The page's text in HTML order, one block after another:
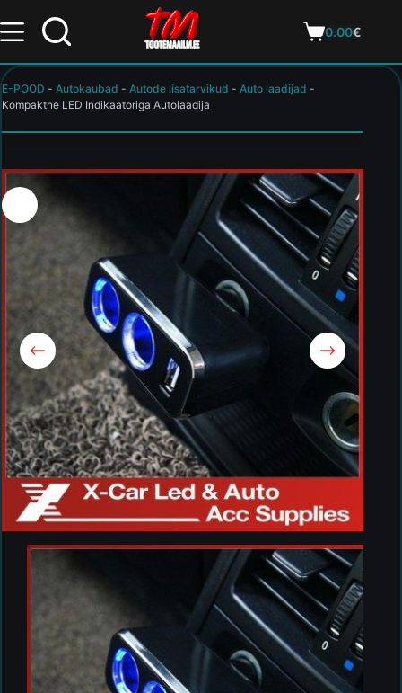
0.00€
E-POOD - Autokaubad - Autode lisatarvikud - Auto laadijad -
Kompaktne LED Indikaatoriga Autolaadija